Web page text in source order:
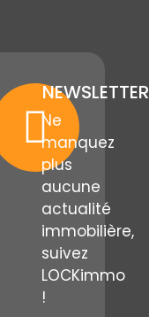
NEWSLETTER
Ne
manquez
plus
aucune
actualité
immobilière,
suivez
LOCKimmo
!